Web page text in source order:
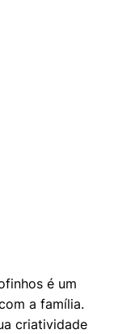
é um
a família.
criatividade